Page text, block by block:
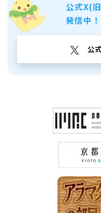
公式X(
発信中！
公